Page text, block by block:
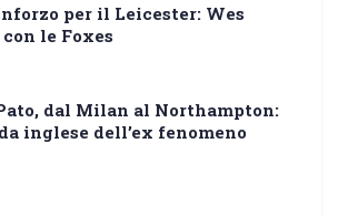
per il Leicester: Wes
le Foxes
dal Milan al Northampton:
inglese dell’ex fenomeno